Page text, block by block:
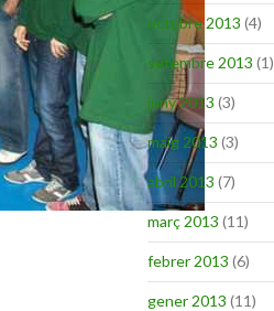
octubre 2013 (4)
setembre 2013 (1)
juny 2013 (3)
maig 2013 (3)
abril 2013 (7)
març 2013 (11)
febrer 2013 (6)
gener 2013 (11)